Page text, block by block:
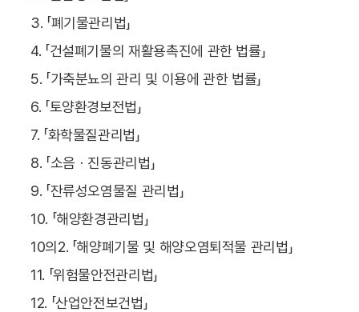
3. 「폐기물관리법」
4. 「건설폐기물의 재활용촉진에 관한 법률」
5. 「가축분뇨의 관리 및 이용에 관한 법률」
6. 「토양환경보전법」
7. 「화학물질관리법」
8. 「소음ㆍ진동관리법」
9. 「잔류성오염물질 관리법」
10. 「해양환경관리법」
10의2. 「해양폐기물 및 해양오염퇴적물 관리법」
11. 「위험물안전관리법」
12. 「산업안전보건법」